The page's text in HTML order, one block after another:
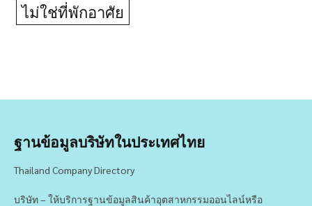
ไม่ใช่ที่พักอาศัย
ฐานข้อมูลบริษัทในประเทศไทย
Thailand Company Directory
บริษัท – ให้บริการฐานข้อมูลสินค้าอุตสาหกรรมออนไลน์หรือ